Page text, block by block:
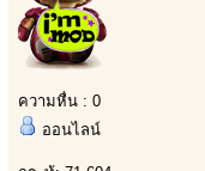
ความหื่น : 0
ออนไลน์